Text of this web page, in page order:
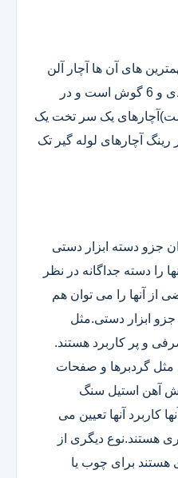
های آن ها آچار آلن
(خود آن شامل آلن های خورشیدی و 6 گوش است و در
یک سر تخت یک
آچارهای لوله گیر تک
جزو دسته ابزار دستی
را دسته جداگانه در نظر
از آنها را می توان هم
ابزار دستی.مثل
و پر کاربرد هستند.
مثل گردبرها و صفحات
آهن استیل سنگ
کاربرد آنها تعیین می
هستند.نوع دیگری از
برای چوب یا